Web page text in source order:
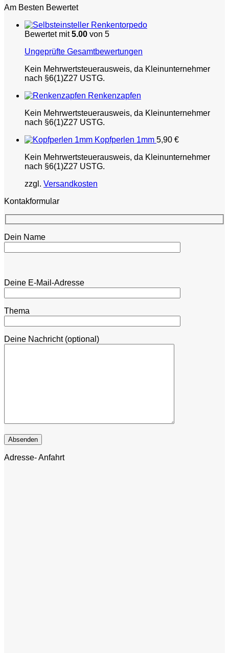
Am Besten Bewertet
Renkentorpedo
Bewertet mit5.00 von 5
Ungeprüfte Gesamtbewertungen
Kein Mehrwertsteuerausweis, da Kleinunternehmer
nach §6(1)Z27 USTG.
Renkenzapfen
Kein Mehrwertsteuerausweis, da Kleinunternehmer
nach §6(1)Z27 USTG.
Kopfperlen 1mm 5,90 €
Kein Mehrwertsteuerausweis, da Kleinunternehmer
nach §6(1)Z27 USTG.
zzgl. Versandkosten
Kontakformular
Dein Name
Deine E-Mail-Adresse
Thema
Deine Nachricht (optional)
Adresse- Anfahrt